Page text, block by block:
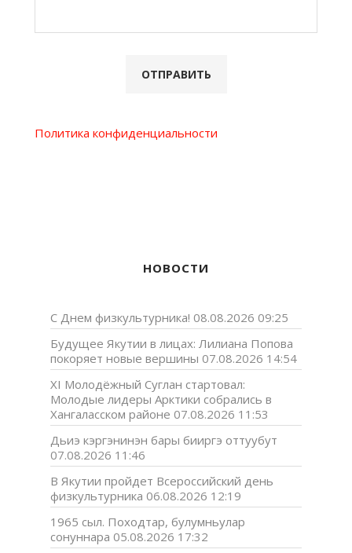
Политика конфиденциальности
НОВОСТИ
С Днем физкультурника! 08.08.2026 09:25
Будущее Якутии в лицах: Лилиана Попова
покоряет новые вершины 07.08.2026 14:54
XI Молодёжный Суглан стартовал:
Молодые лидеры Арктики собрались в
Хангаласском районе 07.08.2026 11:53
Дьиэ кэргэнинэн бары бииргэ оттуубут
07.08.2026 11:46
В Якутии пройдет Всероссийский день
физкультурника 06.08.2026 12:19
1965 сыл. Походтар, булумньулар
сонуннара 05.08.2026 17:32